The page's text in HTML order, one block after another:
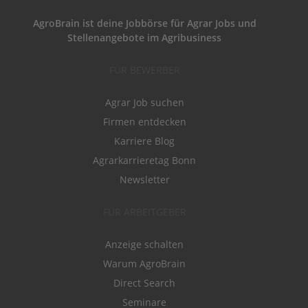
AgroBrain ist deine Jobbörse für Agrar Jobs und
Stellenangebote im Agribusiness
Agrar Job suchen
Firmen entdecken
Karriere Blog
Agrarkarrieretag Bonn
Newsletter
Anzeige schalten
Warum AgroBrain
Direct Search
Seminare